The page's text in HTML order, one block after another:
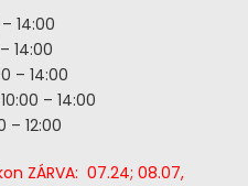
14:00
14:00
– 14:00
10:00 – 14:00
– 12:00
ZÁRVA: 07.24; 08.07,